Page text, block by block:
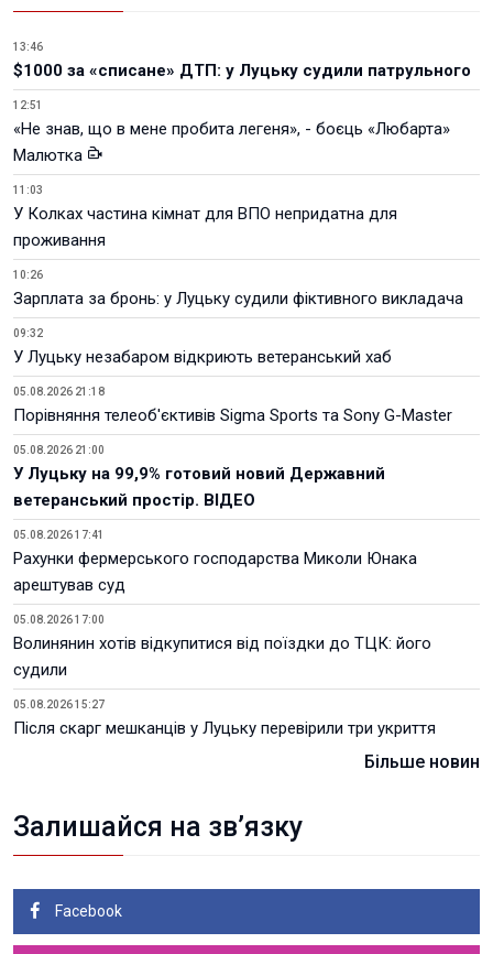
13:46
$1000 за «списане» ДТП: у Луцьку судили патрульного
12:51
«Не знав, що в мене пробита легеня», - боєць «Любарта»
Малютка
11:03
У Колках частина кімнат для ВПО непридатна для
проживання
10:26
Зарплата за бронь: у Луцьку судили фіктивного викладача
09:32
У Луцьку незабаром відкриють ветеранський хаб
05.08.2026 21:18
Порівняння телеоб'єктивів Sigma Sports та Sony G-Master
05.08.2026 21:00
У Луцьку на 99,9% готовий новий Державний
ветеранський простір. ВІДЕО
05.08.2026 17:41
Рахунки фермерського господарства Миколи Юнака
арештував суд
05.08.2026 17:00
Волинянин хотів відкупитися від поїздки до ТЦК: його
судили
05.08.2026 15:27
Після скарг мешканців у Луцьку перевірили три укриття
Більше новин
Залишайся на зв’язку
Facebook